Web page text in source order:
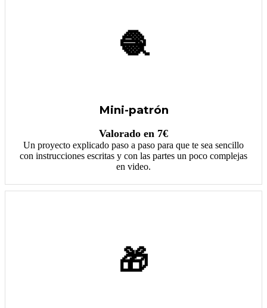
🧶
Mini-patrón
Valorado en 7€
Un proyecto explicado paso a paso para que te sea sencillo
con instrucciones escritas y con las partes un poco complejas
en video.
🎁